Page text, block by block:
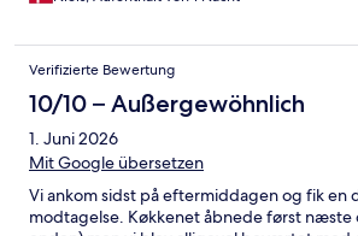
Verifizierte Bewertung
10/10 – Außergewöhnlich
1. Juni 2026
Mit Google übersetzen
Vi ankom sidst på eftermiddagen og fik en
modtagelse. Køkkenet åbnede først næste